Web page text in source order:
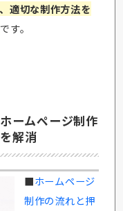
適切な制作方法を
です。
ームページ制作
解消
■ホームページ
制作の流れと押